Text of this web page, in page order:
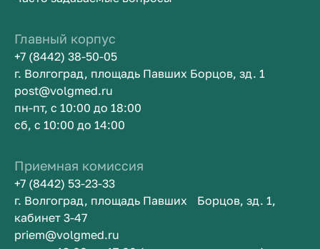
Главный корпус
+7 (8442) 38-50-05
г. Волгоград, площадь Павших Борцов, зд. 1
post@volgmed.ru
пн-пт, с 10:00 до 18:00
сб, с 10:00 до 14:00
Приемная комиссия
+7 (8442) 53-23-33
г. Волгоград, площадь Павших Борцов, зд. 1,
кабинет 3-47
priem@volgmed.ru